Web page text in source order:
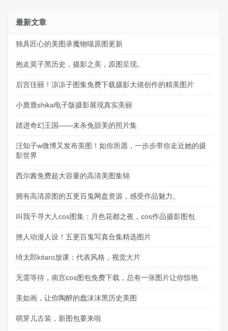
最新文章
独具匠心的美图录魔物喵原图更新
抱走莫子黑历史，摄影之美，原图呈现。
后宫佳丽！凉凉子图集免费下载摄影大佬创作的精美图片
小鹿鹿shika电子版摄影展现真实美丽
踏进奇幻王国——未杀兔甜美的照片集
汪知子w微博又发布美图！如你所愿，一步步带你走近她的摄
影世界
西尔酱免费超大容量的高清美图集锦
拥有高清原图的五更百鬼网盘资源，感受作品魅力。
叫我千寻大人cos图集：月色花都之夜，cos作品摄影图包
撩人动漫人设！五更百鬼写真合集精选图片
绮太郎kitaro放课：代表风格，视觉大片
无需等待，南宫cos图包免费下载，总有一张图片让你惊艳
美如画，让你陶醉的蠢沫沫黑历史美图
萌芽儿古装，新图包要来啦